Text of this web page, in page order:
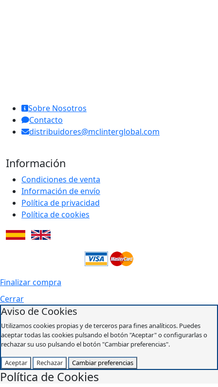
Sobre Nosotros
Contacto
distribuidores@mclinterglobal.com
Información
Condiciones de venta
Información de envío
Política de privacidad
Política de cookies
Finalizar compra
Cerrar
Aviso de Cookies
Utilizamos cookies propias y de terceros para fines analíticos. Puedes
aceptar todas las cookies pulsando el botón "Aceptar" o configurarlas o
rechazar su uso pulsando el botón "Cambiar preferencias".
Aceptar Rechazar Cambiar preferencias
Política de Cookies